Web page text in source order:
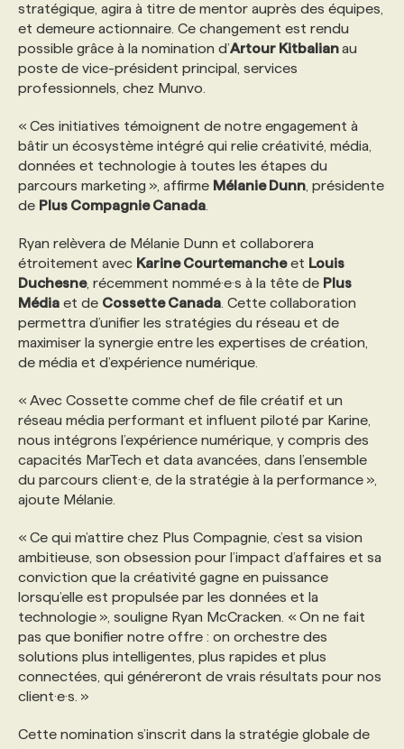
stratégique, agira à titre de mentor auprès des équipes,
et demeure actionnaire. Ce changement est rendu
possible grâce à la nomination d’Artour Kitbalianau
poste de vice-président principal, services
professionnels, chez Munvo.
« Ces initiatives témoignent de notre engagement à
bâtir un écosystème intégré qui relie créativité, média,
données et technologie à toutes les étapes du
parcours marketing », affirme Mélanie Dunn , présidente
de Plus Compagnie Canada
Ryan relèvera de Mélanie Dunn et collaborera
étroitement avec Karine Courtemancheet Louis
Duchesne, récemment nommé·e·s à la tête de Plus
Média et de Cossette Canada . Cette collaboration
permettra d’unifier les stratégies du réseau et de
maximiser la synergie entre les expertises de création,
de média et d’expérience numérique.
« Avec Cossette comme chef de file créatif et un
réseau média performant et influent piloté par Karine,
nous intégrons l’expérience numérique, y compris des
capacités MarTech et data avancées, dans l’ensemble
du parcours client·e, de la stratégie à la performance »,
ajoute Mélanie.
« Ce qui m’attire chez Plus Compagnie, c’est sa vision
ambitieuse, son obsession pour l’impact d’affaires et sa
conviction que la créativité gagne en puissance
lorsqu’elle est propulsée par les données et la
technologie », souligne Ryan McCracken. « On ne fait
pas que bonifier notre offre : on orchestre des
solutions plus intelligentes, plus rapides et plus
connectées, qui généreront de vrais résultats pour nos
client·e·s. »
Cette nomination s’inscrit dans la stratégie globale de